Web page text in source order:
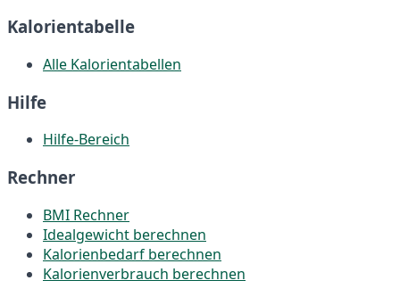
Kalorientabelle
Alle Kalorientabellen
Hilfe
Hilfe-Bereich
Rechner
BMI Rechner
Idealgewicht berechnen
Kalorienbedarf berechnen
Kalorienverbrauch berechnen